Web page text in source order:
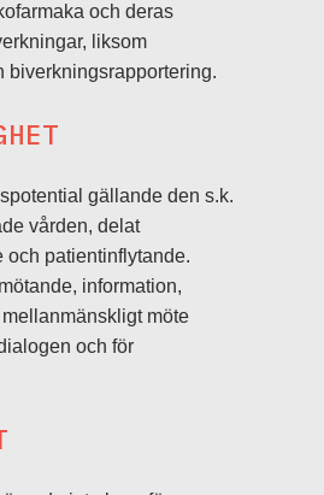
och deras
liksom
biverkningsrapportering.
gällande den s.k.
vården, delat
och patientinflytande.
information,
möte
och för